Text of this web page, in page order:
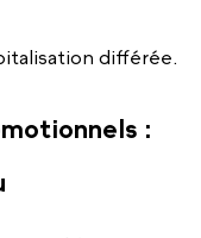
différée.
: